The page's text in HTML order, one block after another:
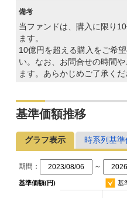
備考
当ファンドは、購入に限り
ます。
10億円を超える購入をご希
い。なお、お問合せの時間
ます。あらかじめご了承くだ
基準価額推移
グラフ表示 時系列基準
期間： ～
基準価額(円) 基